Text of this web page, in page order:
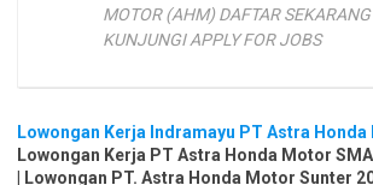
MOTOR (AHM) DAFTAR
KUNJUNGI APPLY FOR JOBS
Lowongan Kerja Indramayu PT Astra
Lowongan Kerja PT Astra Honda Motor
| Lowongan PT. Astra Honda Motor Sunter